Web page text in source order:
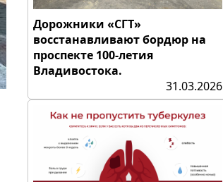
Дорожники «СГТ»
восстанавливают бордюр на
проспекте 100-летия
Владивостока.
31.03.2026